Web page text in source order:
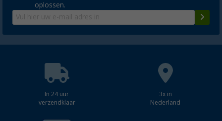
oplossen.
In 24 uur
verzendklaar
3x in
Nederland